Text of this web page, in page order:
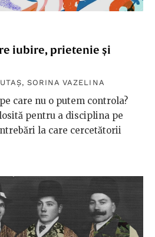
iubire, prietenie și
,SORINA VAZELINA
care nu o putem controla?
pentru a disciplina pe
la care cercetătorii